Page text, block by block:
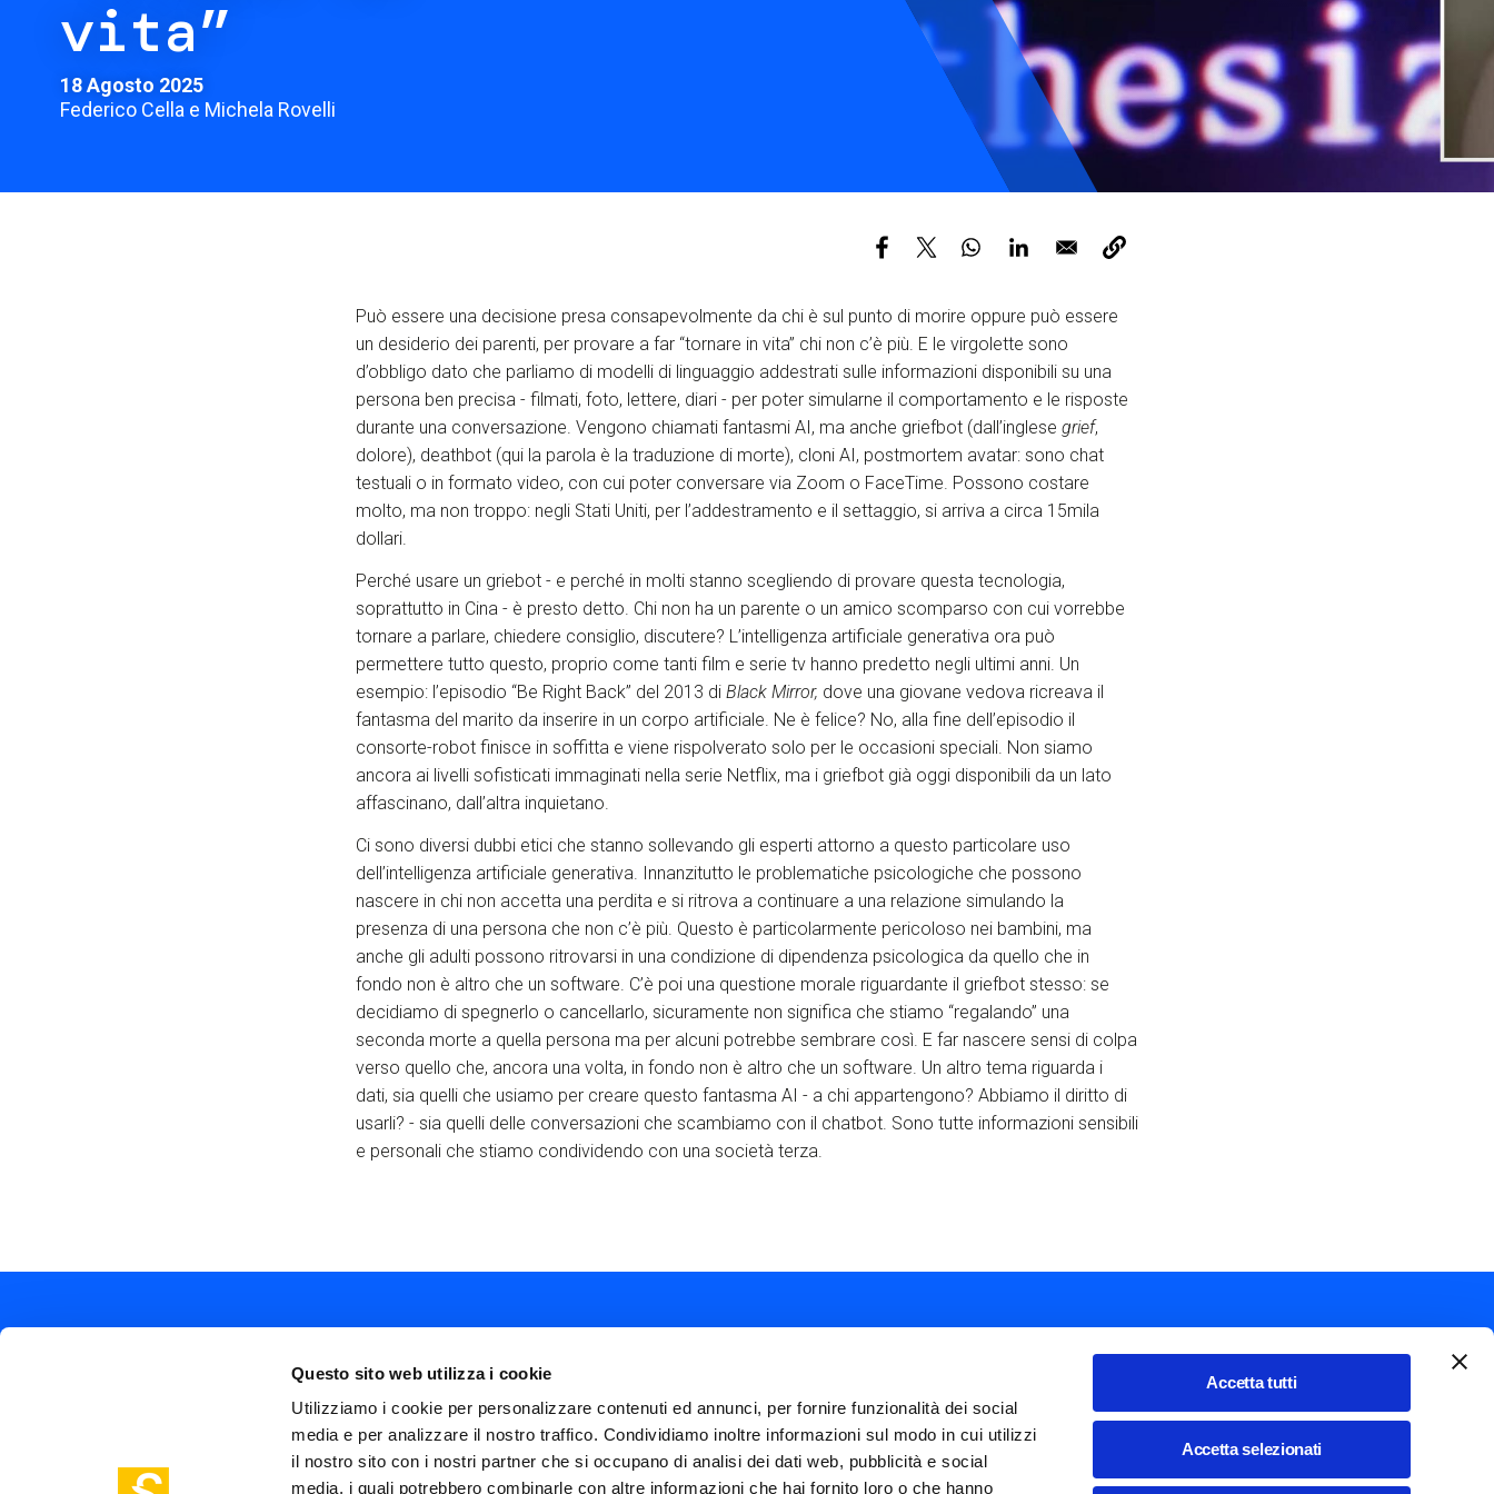
Questo sito web utilizza i cookie
Utilizziamo i cookie per personalizzare contenuti ed annunci, per fornire funzionalità dei social
media e per analizzare il nostro traffico. Condividiamo inoltre informazioni sul modo in cui utilizzi
il nostro sito con i nostri partner che si occupano di analisi dei dati web, pubblicità e social
media, i quali potrebbero combinarle con altre informazioni che hai fornito loro o che hanno
Accetta tutti
Accetta selezionati
Servizi e accessibilità
Contatti
vita”
18 Agosto 2025
Federico Cella e Michela Rovelli
Può essere una decisione presa consapevolmente da chi è sul punto di morire oppure può essere
un desiderio dei parenti, per provare a far “tornare in vita” chi non c’è più. E le virgolette sono
d’obbligo dato che parliamo di modelli di linguaggio addestrati sulle informazioni disponibili su una
persona ben precisa - filmati, foto, lettere, diari - per poter simularne il comportamento e le risposte
durante una conversazione. Vengono chiamati fantasmi AI, ma anche griefbot (dall’inglese grief,
dolore), deathbot (qui la parola è la traduzione di morte), cloni AI, postmortem avatar: sono chat
testuali o in formato video, con cui poter conversare via Zoom o FaceTime. Possono costare
molto, ma non troppo: negli Stati Uniti, per l’addestramento e il settaggio, si arriva a circa 15mila
dollari.
Perché usare un griebot - e perché in molti stanno scegliendo di provare questa tecnologia,
soprattutto in Cina - è presto detto. Chi non ha un parente o un amico scomparso con cui vorrebbe
tornare a parlare, chiedere consiglio, discutere? L’intelligenza artificiale generativa ora può
permettere tutto questo, proprio come tanti film e serie tv hanno predetto negli ultimi anni. Un
esempio: l’episodio “Be Right Back” del 2013 di Black Mirror, dove una giovane vedova ricreava il
fantasma del marito da inserire in un corpo artificiale. Ne è felice? No, alla fine dell’episodio il
consorte-robot finisce in soffitta e viene rispolverato solo per le occasioni speciali. Non siamo
ancora ai livelli sofisticati immaginati nella serie Netflix, ma i griefbot già oggi disponibili da un lato
affascinano, dall’altra inquietano.
Ci sono diversi dubbi etici che stanno sollevando gli esperti attorno a questo particolare uso
dell’intelligenza artificiale generativa. Innanzitutto le problematiche psicologiche che possono
nascere in chi non accetta una perdita e si ritrova a continuare a una relazione simulando la
presenza di una persona che non c’è più. Questo è particolarmente pericoloso nei bambini, ma
anche gli adulti possono ritrovarsi in una condizione di dipendenza psicologica da quello che in
fondo non è altro che un software. C’è poi una questione morale riguardante il griefbot stesso: se
decidiamo di spegnerlo o cancellarlo, sicuramente non significa che stiamo “regalando” una
seconda morte a quella persona ma per alcuni potrebbe sembrare così. E far nascere sensi di colpa
verso quello che, ancora una volta, in fondo non è altro che un software. Un altro tema riguarda i
dati, sia quelli che usiamo per creare questo fantasma AI - a chi appartengono? Abbiamo il diritto di
usarli? - sia quelli delle conversazioni che scambiamo con il chatbot. Sono tutte informazioni sensibili
e personali che stiamo condividendo con una società terza.
info@steptothefuture.it
+39 02 33 020 088
Social
menu